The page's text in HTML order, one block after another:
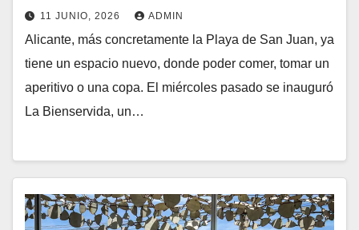
11 JUNIO, 2026 ADMIN
Alicante, más concretamente la Playa de San Juan, ya
tiene un espacio nuevo, donde poder comer, tomar un
aperitivo o una copa. El miércoles pasado se inauguró
La Bienservida, un…